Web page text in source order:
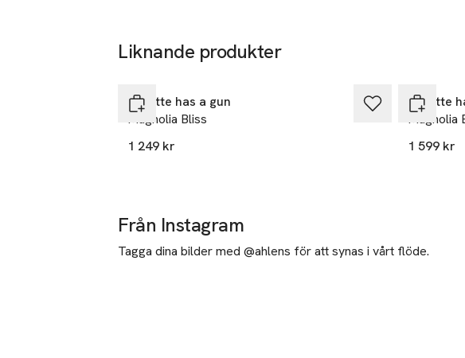
Liknande produkter
Juliette has a gun
Magnolia Bliss
1 249 kr
Juliette
Magnolia
1 599 kr
Från Instagram
Tagga dina bilder med @ahlens för att synas i vårt flöde.